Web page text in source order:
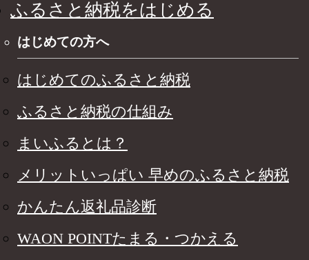
ふるさと納税をはじめる
はじめての方へ
はじめてのふるさと納税
ふるさと納税の仕組み
まいふるとは？
メリットいっぱい 早めのふるさと納税
かんたん返礼品診断
WAON POINTたまる・つかえる